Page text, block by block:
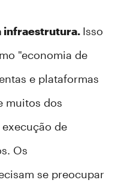
infraestrutura. Isso
"economia de
e plataformas
muitos dos
de
Os
se preocupar